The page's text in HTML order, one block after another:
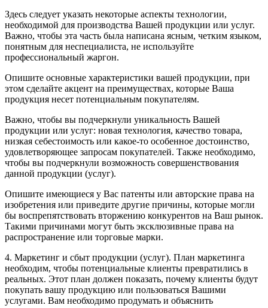
Здесь следует указать некоторые аспекты технологии,
необходимой для производства Вашей продукции или услуг.
Важно, чтобы эта часть была написана ясным, четким языком,
понятным для неспециалиста, не используйте
профессиональный жаргон.
Опишите основные характеристики вашей продукции, при
этом сделайте акцент на преимуществах, которые Ваша
продукция несет потенциальным покупателям.
Важно, чтобы вы подчеркнули уникальность Вашей
продукции или услуг: новая технология, качество товара,
низкая себестоимость или какое-то особенное достоинство,
удовлетворяющее запросам покупателей. Также необходимо,
чтобы вы подчеркнули возможность совершенствования
данной продукции (услуг).
Опишите имеющиеся у Вас патенты или авторские права на
изобретения или приведите другие причины, которые могли
бы воспрепятствовать вторжению конкурентов на Ваш рынок.
Такими причинами могут быть эксклюзивные права на
распространение или торговые марки.
4. Маркетинг и сбыт продукции (услуг). План маркетинга
необходим, чтобы потенциальные клиенты превратились в
реальных. Этот план должен показать, почему клиенты будут
покупать вашу продукцию или пользоваться Вашими
услугами. Вам необходимо продумать и объяснить